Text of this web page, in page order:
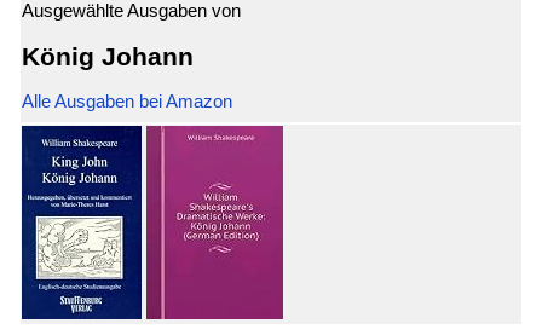
Ausgewählte Ausgaben von
König Johann
Alle Ausgaben bei Amazon